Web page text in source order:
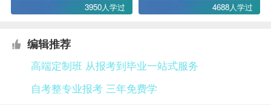
3950人学过 4688人学过
编辑推荐
高端定制班 从报考到毕业一站式服务
自考整专业报考 三年免费学